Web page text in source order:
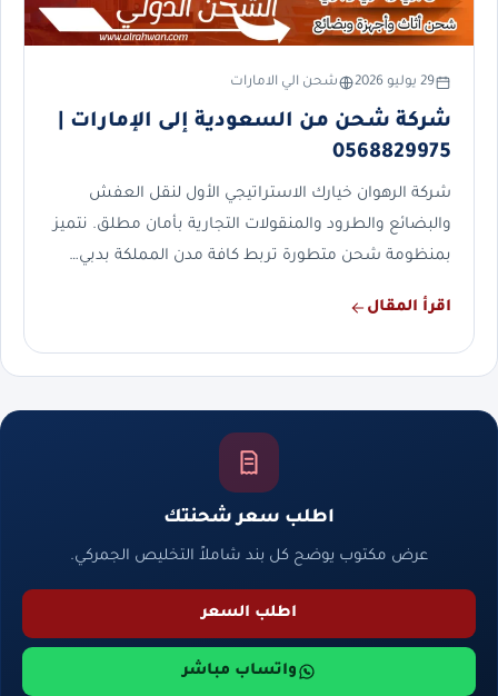
29 يوليو 2026 شحن الي الامارات
شركة شحن من السعودية إلى الإمارات |
0568829975
شركة الرهوان خيارك الاستراتيجي الأول لنقل العفش
والبضائع والطرود والمنقولات التجارية بأمان مطلق. نتميز
بمنظومة شحن متطورة تربط كافة مدن المملكة بدبي…
اقرأ المقال
اطلب سعر شحنتك
عرض مكتوب يوضح كل بند شاملاً التخليص الجمركي.
اطلب السعر
واتساب مباشر